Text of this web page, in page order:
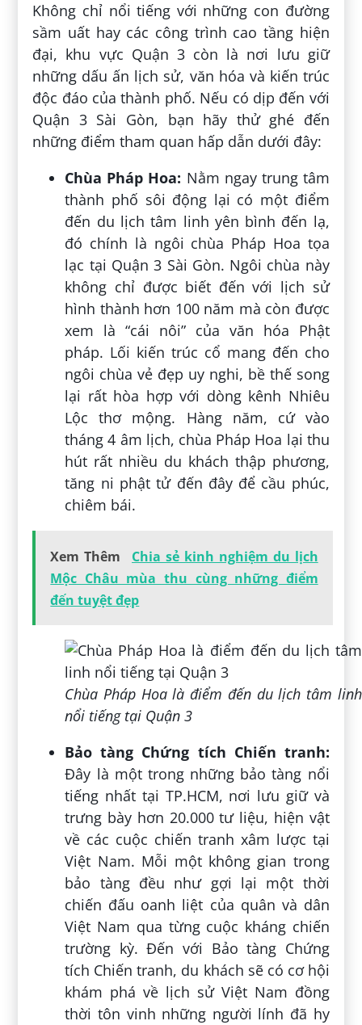
Không chỉ nổi tiếng với những con đường
sầm uất hay các công trình cao tầng hiện
đại, khu vực Quận 3 còn là nơi lưu giữ
những dấu ấn lịch sử, văn hóa và kiến trúc
độc đáo của thành phố. Nếu có dịp đến với
Quận 3 Sài Gòn, bạn hãy thử ghé đến
những điểm tham quan hấp dẫn dưới đây:
Chùa Pháp Hoa: Nằm ngay trung tâm
thành phố sôi động lại có một điểm
đến du lịch tâm linh yên bình đến lạ,
đó chính là ngôi chùa Pháp Hoa tọa
lạc tại Quận 3 Sài Gòn. Ngôi chùa này
không chỉ được biết đến với lịch sử
hình thành hơn 100 năm mà còn được
xem là “cái nôi” của văn hóa Phật
pháp. Lối kiến trúc cổ mang đến cho
ngôi chùa vẻ đẹp uy nghi, bề thế song
lại rất hòa hợp với dòng kênh Nhiêu
Lộc thơ mộng. Hàng năm, cứ vào
tháng 4 âm lịch, chùa Pháp Hoa lại thu
hút rất nhiều du khách thập phương,
tăng ni phật tử đến đây để cầu phúc,
chiêm bái.
Xem Thêm
Chia sẻ kinh nghiệm du lịch
Mộc Châu mùa thu cùng những điểm
đến tuyệt đẹp
Chùa Pháp Hoa là điểm đến du lịch tâm linh
nổi tiếng tại Quận 3
Bảo tàng Chứng tích Chiến tranh:
Đây là một trong những bảo tàng nổi
tiếng nhất tại TP.HCM, nơi lưu giữ và
trưng bày hơn 20.000 tư liệu, hiện vật
về các cuộc chiến tranh xâm lược tại
Việt Nam. Mỗi một không gian trong
bảo tàng đều như gợi lại một thời
chiến đấu oanh liệt của quân và dân
Việt Nam qua từng cuộc kháng chiến
trường kỳ. Đến với Bảo tàng Chứng
tích Chiến tranh, du khách sẽ có cơ hội
khám phá về lịch sử Việt Nam đồng
thời tôn vinh những người lính đã hy